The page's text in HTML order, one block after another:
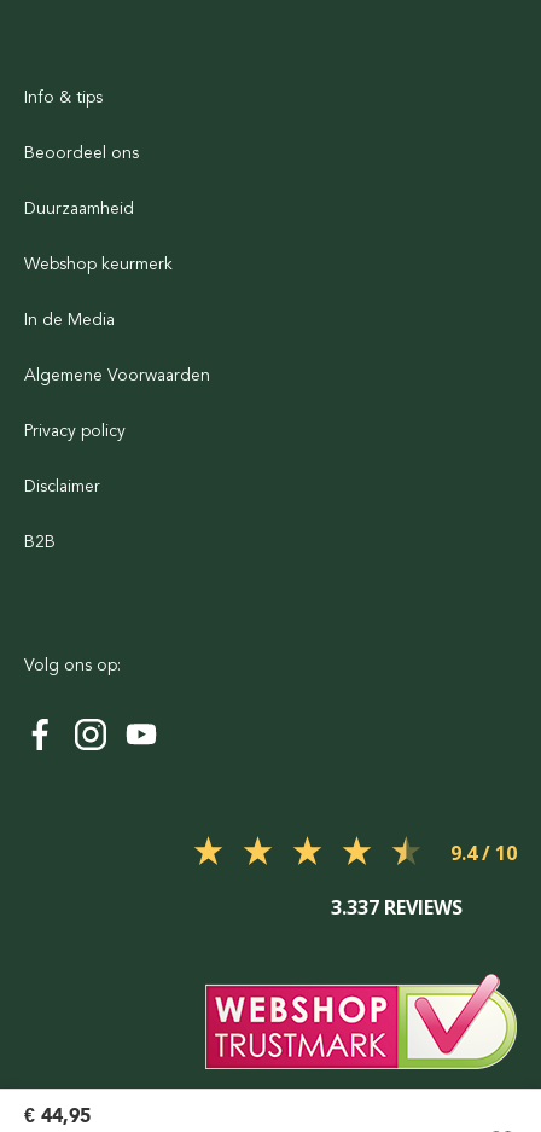
€ 44,95
Info & tips
Beoordeel ons
Duurzaamheid
Webshop keurmerk
In de Media
Algemene Voorwaarden
Privacy policy
Disclaimer
B2B
Volg ons op:
9.4
3.337 REVIEWS